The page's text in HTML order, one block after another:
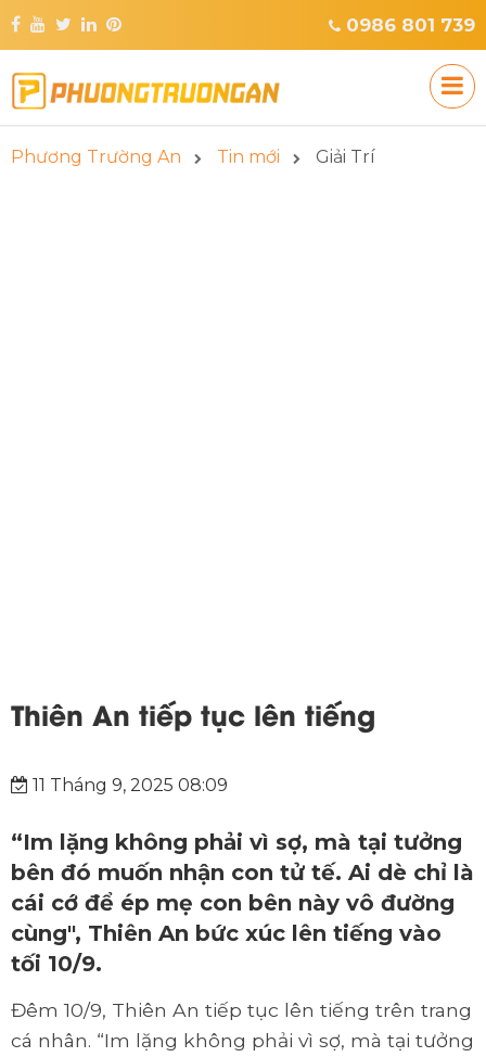
0986 801 739
Phương Trường An Tin mới Giải Trí
Thiên An tiếp tục lên tiếng
11 Tháng 9, 2025 08:09
“Im lặng không phải vì sợ, mà tại tưởng
bên đó muốn nhận con tử tế. Ai dè chỉ là
cái cớ để ép mẹ con bên này vô đường
cùng", Thiên An bức xúc lên tiếng vào
tối 10/9.
Đêm 10/9, Thiên An tiếp tục lên tiếng trên trang
cá nhân. “Im lặng không phải vì sợ, mà tại tưởng